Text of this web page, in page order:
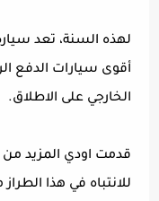
لهذه السنة، تعد
أقوى سيارات الدفع
الخارجي على الاطلاق.
قدمت اودي المزيد من
للانتباه في هذا